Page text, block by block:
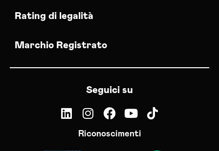
Rating di legalità
Marchio Registrato
Seguici su
Riconoscimenti